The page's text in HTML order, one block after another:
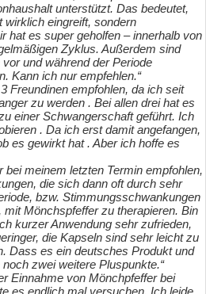
unterstützt. Das bedeutet,
eingreift, sondern
hat es super geholfen – innerhalb von
Zyklus. Außerdem sind
und während der Periode
Kann ich nur empfehlen.“
Freundinen empfohlen, da ich seit
zu werden . Bei allen drei hat es
einer Schwangerschaft geführt. Ich
. Da ich erst damit angefangen,
es gewirkt hat . Aber ich hoffe es
bei meinem letzten Termin empfohlen,
die sich dann oft durch sehr
bzw. Stimmungsschwankungen
Mönchspfeffer zu therapieren. Bin
kurzer Anwendung sehr zufrieden,
die Kapseln sind sehr leicht zu
Dass es ein deutsches Produkt und
zwei weitere Pluspunkte.“
Einnahme von Mönchpfeffer bei
es endlich mal versuchen. Ich leide